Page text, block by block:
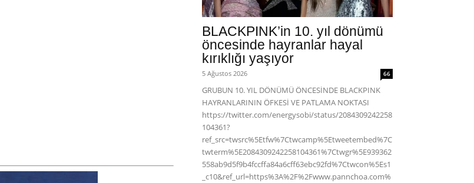
BLACKPINK’in 10. yıl dönümü
öncesinde hayranlar hayal
kırıklığı yaşıyor
5 Ağustos 2026 66
GRUBUN 10. YIL DÖNÜMÜ ÖNCESİNDE BLACKPINK
HAYRANLARININ ÖFKESİ VE PATLAMA NOKTASI
https://twitter.com/energysobi/status/2084309242258
104361?
ref_src=twsrc%5Etfw%7Ctwcamp%5Etweetembed%7C
twterm%5E2084309242258104361%7Ctwgr%5E939362
558ab9d5f9b4fccffa84a6cff63ebc92fd%7Ctwcon%5Es1
_c10&ref_url=https%3A%2F%2Fwww.pannchoa.com%